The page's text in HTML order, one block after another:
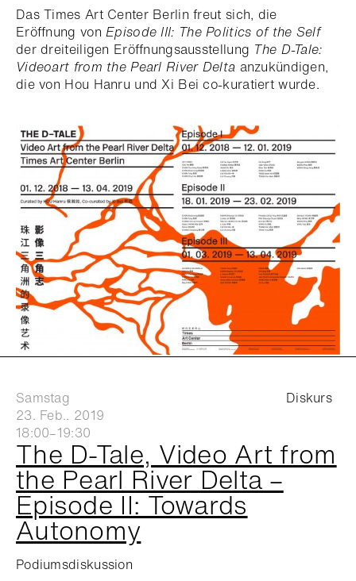
Das Times Art Center Berlin freut sich, die
Eröffnung vonEpisode III: The Politics of the Self
der dreiteiligen Eröffnungsausstellung The D-Tale:
Videoart from the Pearl River Delta anzukündigen,
die von Hou Hanru und Xi Bei co-kuratiert wurde.
Samstag
23. Feb.. 2019
18:00–19:30
The D-Tale, Video Art from
the Pearl River Delta –
Episode II: Towards
Autonomy
Diskurs
Podiumsdiskussion